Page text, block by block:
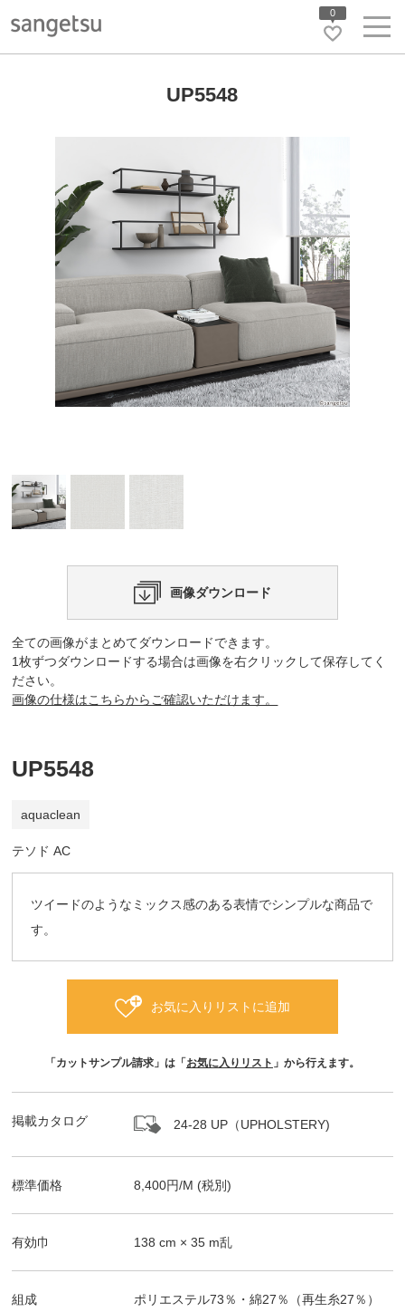
0
UP5548
画像ダウンロード
全ての画像がまとめてダウンロードできます。
1枚ずつダウンロードする場合は画像を右クリックして保存してく
ださい。
画像の仕様はこちらからご確認いただけます。
UP5548
aquaclean
テソド AC
ツイードのようなミックス感のある表情でシンプルな商品で
す。
お気に入りリストに追加
「カットサンプル請求」は「 お気に入りリスト 」から行えます。
掲載カタログ 24-28 UP（UPHOLSTERY)
標準価格 8,400円/M (税別)
有効巾 138 cm ×35 m乱
組成 ポリエステル73％・綿27％（再生糸27％）